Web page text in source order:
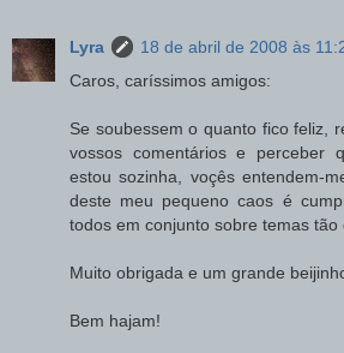
Lyra
18 de abril de 2008 às
Caros, caríssimos amigos:
Se soubessem o quanto fico feliz,
vossos comentários e perceber
estou sozinha, voçês entendem-
deste meu pequeno caos é
todos em conjunto sobre temas tão
Muito obrigada e um grande
Bem hajam!